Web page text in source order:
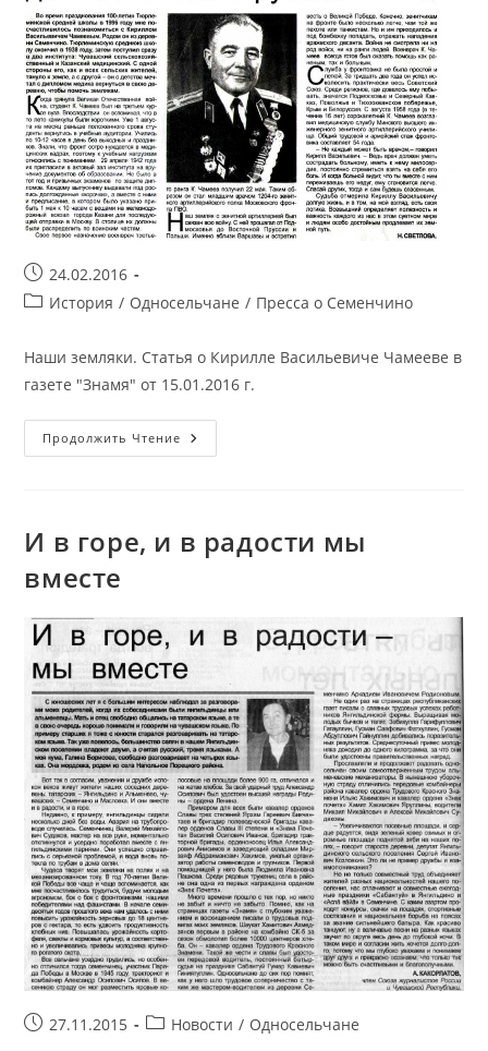
Запись
опубликована:
24.02.2016
Рубрика
История / Односельчане / Пресса о Семенчино
Наши земляки. Статья о Кирилле Васильевиче Чамееве в
газете "Знамя" от 15.01.2016 г.
Продолжить Чтение От
Подмосковья
И в горе, и в радости мы
вместе
Запись27.11.2015
Рубрика
Новости / Односельчане